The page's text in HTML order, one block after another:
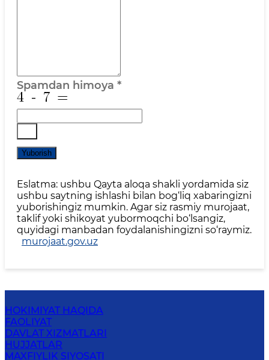
Spamdan himoya *
Yuborish
Eslatma: ushbu Qayta aloqa shakli yordamida siz
ushbu saytning ishlashi bilan bog‘liq xabaringizni
yuborishingiz mumkin. Agar siz rasmiy murojaat,
taklif yoki shikoyat yubormoqchi bo‘lsangiz,
quyidagi manbadan foydalanishingizni so‘raymiz.
murojaat.gov.uz
HOKIMIYAT HAQIDA
FAOLIYAT
DAVLAT XIZMATLARI
HUJJATLAR
MAXFIYLIK SIYOSATI